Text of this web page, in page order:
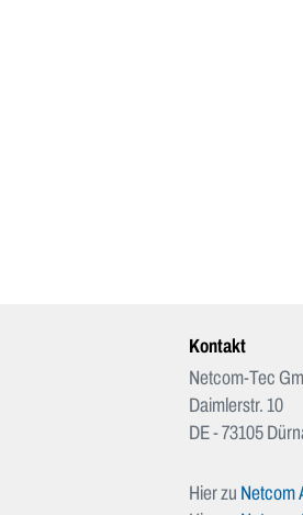
Kontakt
Netcom-Tec
Daimlerstr. 10
DE - 73105
Hier zu Netcom